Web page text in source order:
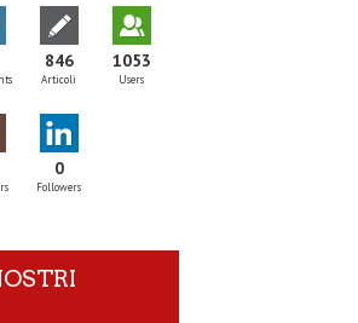
846
Articoli
1053
Users
0
Followers